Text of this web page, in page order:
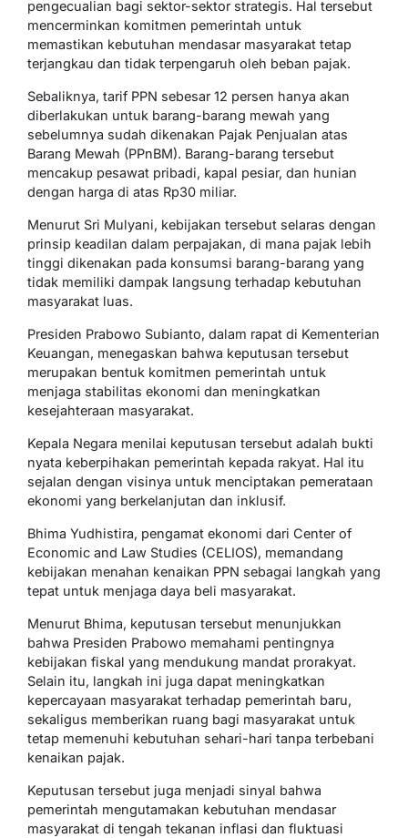
pengecualian bagi sektor-sektor strategis. Hal tersebut
mencerminkan komitmen pemerintah untuk
memastikan kebutuhan mendasar masyarakat tetap
terjangkau dan tidak terpengaruh oleh beban pajak.
Sebaliknya, tarif PPN sebesar 12 persen hanya akan
diberlakukan untuk barang-barang mewah yang
sebelumnya sudah dikenakan Pajak Penjualan atas
Barang Mewah (PPnBM). Barang-barang tersebut
mencakup pesawat pribadi, kapal pesiar, dan hunian
dengan harga di atas Rp30 miliar.
Menurut Sri Mulyani, kebijakan tersebut selaras dengan
prinsip keadilan dalam perpajakan, di mana pajak lebih
tinggi dikenakan pada konsumsi barang-barang yang
tidak memiliki dampak langsung terhadap kebutuhan
masyarakat luas.
Presiden Prabowo Subianto, dalam rapat di Kementerian
Keuangan, menegaskan bahwa keputusan tersebut
merupakan bentuk komitmen pemerintah untuk
menjaga stabilitas ekonomi dan meningkatkan
kesejahteraan masyarakat.
Kepala Negara menilai keputusan tersebut adalah bukti
nyata keberpihakan pemerintah kepada rakyat. Hal itu
sejalan dengan visinya untuk menciptakan pemerataan
ekonomi yang berkelanjutan dan inklusif.
Bhima Yudhistira, pengamat ekonomi dari Center of
Economic and Law Studies (CELIOS), memandang
kebijakan menahan kenaikan PPN sebagai langkah yang
tepat untuk menjaga daya beli masyarakat.
Menurut Bhima, keputusan tersebut menunjukkan
bahwa Presiden Prabowo memahami pentingnya
kebijakan fiskal yang mendukung mandat prorakyat.
Selain itu, langkah ini juga dapat meningkatkan
kepercayaan masyarakat terhadap pemerintah baru,
sekaligus memberikan ruang bagi masyarakat untuk
tetap memenuhi kebutuhan sehari-hari tanpa terbebani
kenaikan pajak.
Keputusan tersebut juga menjadi sinyal bahwa
pemerintah mengutamakan kebutuhan mendasar
masyarakat di tengah tekanan inflasi dan fluktuasi